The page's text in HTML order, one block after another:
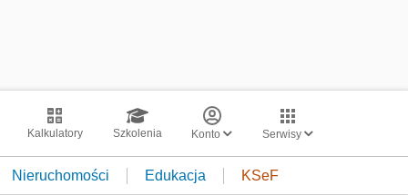
Kalkulatory Szkolenia Konto Serwisy
Nieruchomości Edukacja KSeF